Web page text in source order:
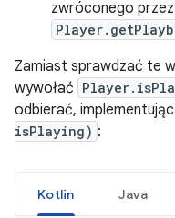
zwróconego przez
Zamiast sprawdzać te
wywołać
odbierać, implementując
isPlaying) :
Kotlin Java